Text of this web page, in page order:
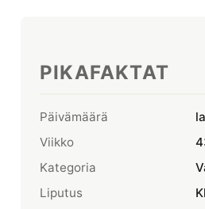
PIKAFAKTAT
Päivämäärä
Viikko
Kategoria
Liputus